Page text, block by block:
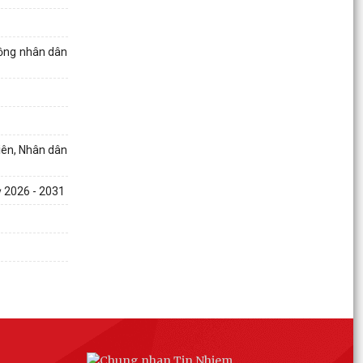
nhân dân
Nhân dân
- 2031
ứng dụng AI cho cán bộ, công chức, viên chức